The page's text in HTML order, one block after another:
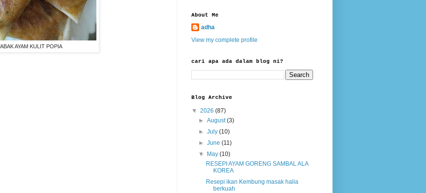
AYAM KULIT POPIA
About Me
adha
View my complete profile
cari apa ada dalam blog ni?
Blog Archive
▼ 2026 (87)
►August(3)
►July(10)
►June(11)
▼
May(10)
RESEPI AYAM GORENG SAMBAL ALA
KOREA
Resepi ikan Kembung masak halia
berkuah